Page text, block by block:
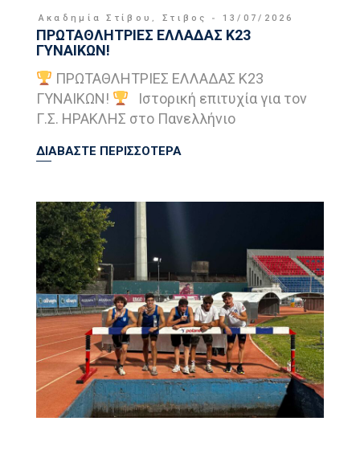
Ακαδημία Στίβου , Στιβος 13/07/2026
ΠΡΩΤΑΘΛΗΤΡΙΕΣ ΕΛΛΑΔΑΣ Κ23
ΓΥΝΑΙΚΩΝ!
ΠΡΩΤΑΘΛΗΤΡΙΕΣ ΕΛΛΑΔΑΣ Κ23
ΓΥΝΑΙΚΩΝ!
Ιστορική επιτυχία για τον
Γ.Σ. ΗΡΑΚΛΗΣ στο Πανελλήνιο
ΔΙΑΒΑΣΤΕ ΠΕΡΙΣΣΟΤΕΡΑ